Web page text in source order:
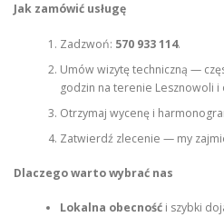
Jak zamówić usługę
Zadzwoń: 570 933 114.
Umów wizytę techniczną —
godzin na terenie Lesznowoli i
Otrzymaj wycenę i
Zatwierdź zlecenie — my
Dlaczego warto wybrać nas
Lokalna obecnośći szybki